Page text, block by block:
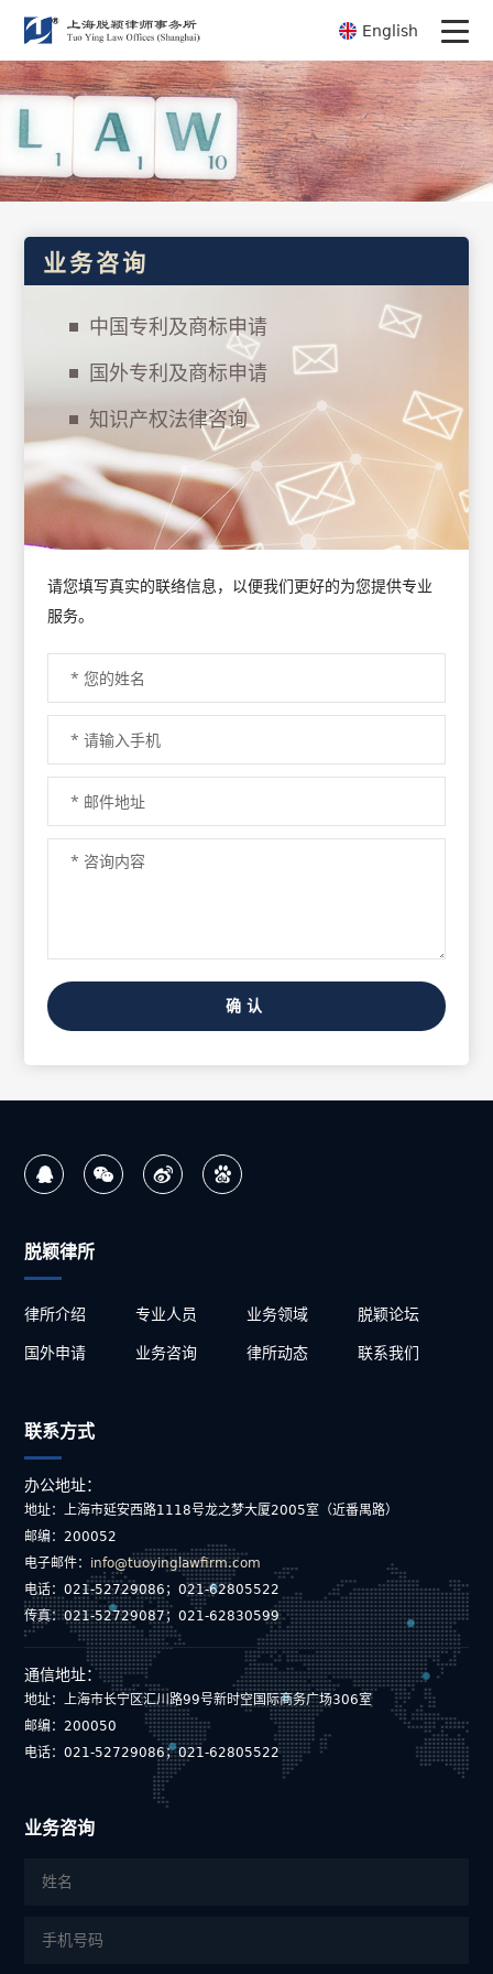
English
业务咨询
中国专利及商标申请
国外专利及商标申请
知识产权法律咨询
请您填写真实的联络信息，以便我们更好的为您提供专业
服务。
确认
脱颖律所
律所介绍 专业人员 业务领域 脱颖论坛
国外申请 业务咨询 律所动态 联系我们
联系方式
办公地址：
地址：上海市延安西路1118号龙之梦大厦2005室（近番禺路）
邮编：200052
电子邮件： info@tuoyinglawfirm.com
电话：021-52729086；021-62805522
传真：021-52729087；021-62830599
通信地址：
地址：上海市长宁区汇川路99号新时空国际商务广场306室
邮编：200050
电话：021-52729086；021-62805522
业务咨询